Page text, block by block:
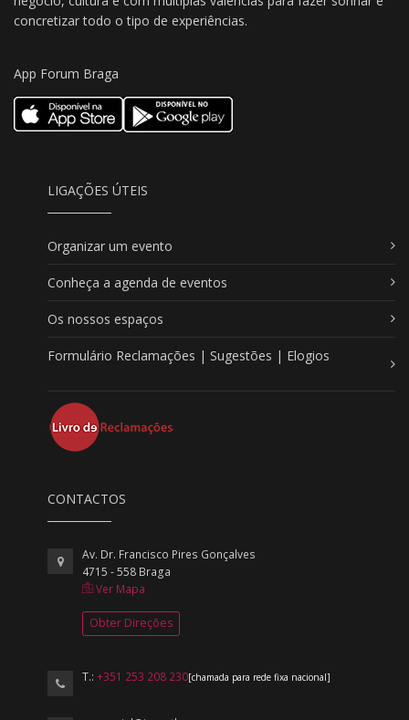
concretizar todo o tipo de experiências.
App Forum Braga
LIGAÇÕES ÚTEIS
Organizar um evento
Conheça a agenda de eventos
Os nossos espaços
Formulário Reclamações | Sugestões | Elogios
CONTACTOS
Av. Dr. Francisco Pires Gonçalves
4715 - 558 Braga
Ver Mapa
Obter Direções
T.:+351 253 208 230[chamada para rede fixa nacional]